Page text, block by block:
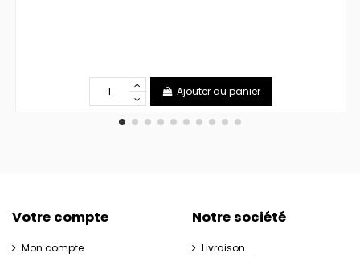
Ajouter au panier
Votre compte
Mon compte
Notre société
Livraison